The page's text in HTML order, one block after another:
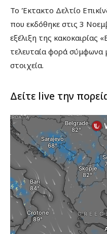
Το Έκτακτο Δελτίο
που εκδόθηκε στις 3
εξέλιξη της κακοκαιρίας
τελευταία φορά
στοιχεία.
Δείτε live την